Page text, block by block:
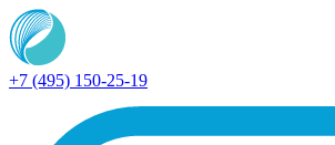
+7 (495) 150-25-19